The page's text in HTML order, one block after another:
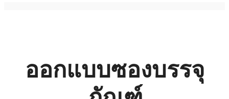
ออกแบบซองบรรจุ